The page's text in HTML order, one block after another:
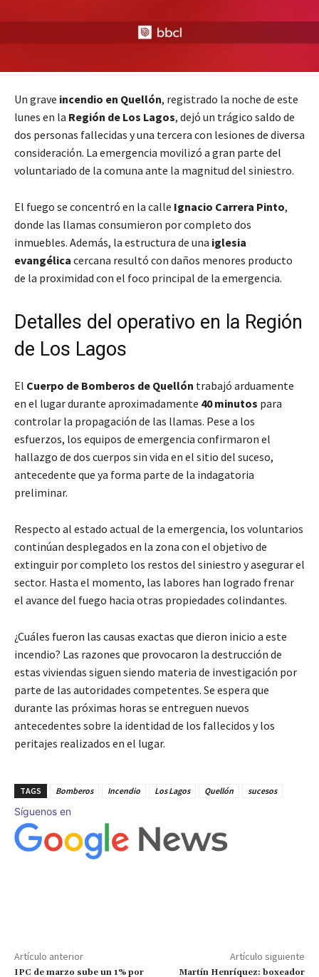
Un grave incendio en Quellón, registrado la noche de este
lunes en la Región de Los Lagos, dejó un trágico saldo de
dos personas fallecidas y una tercera con lesiones de diversa
consideración. La emergencia movilizó a gran parte del
voluntariado de la comuna ante la magnitud del siniestro.
El fuego se concentró en la calle Ignacio Carrera Pinto,
donde las llamas consumieron por completo dos
inmuebles. Además, la estructura de una iglesia
evangélica cercana resultó con daños menores producto
de la proximidad con el foco principal de la emergencia.
Detalles del operativo en la Región
de Los Lagos
El Cuerpo de Bomberos de Quellón trabajó arduamente
en el lugar durante aproximadamente 40 minutos para
controlar la propagación de las llamas. Pese a los
esfuerzos, los equipos de emergencia confirmaron el
hallazgo de dos cuerpos sin vida en el sitio del suceso,
antecedente que ya forma parte de la indagatoria
preliminar.
Respecto al estado actual de la emergencia, los voluntarios
continúan desplegados en la zona con el objetivo de
extinguir por completo los restos del siniestro y asegurar el
sector. Hasta el momento, las labores han logrado frenar
el avance del fuego hacia otras propiedades colindantes.
¿Cuáles fueron las causas exactas que dieron inicio a este
incendio? Las razones que provocaron la destrucción de
estas viviendas siguen siendo materia de investigación por
parte de las autoridades competentes. Se espera que
durante las próximas horas se entreguen nuevos
antecedentes sobre la identidad de los fallecidos y los
peritajes realizados en el lugar.
TAGS Bomberos Incendio Los Lagos Quellón sucesos
Síguenos en
Artículo anterior
IPC de marzo sube un 1% por
Artículo siguiente
Martín Henríquez: boxeador